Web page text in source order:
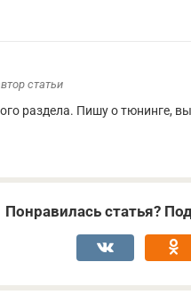
статьи
раздела. Пишу о тюнинге,
Понравилась статья?